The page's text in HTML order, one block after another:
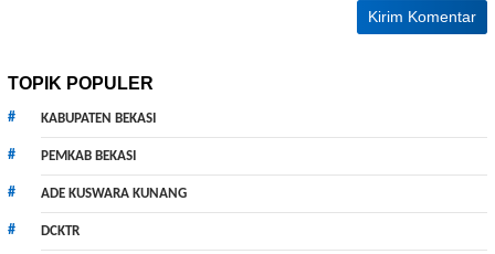
TOPIK POPULER
KABUPATEN BEKASI
PEMKAB BEKASI
ADE KUSWARA KUNANG
DCKTR